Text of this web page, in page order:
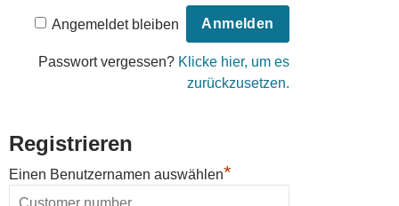
Angemeldet bleiben
Passwort vergessen? Klicke hier, um es
zurückzusetzen.
Registrieren
Einen Benutzernamen auswählen*